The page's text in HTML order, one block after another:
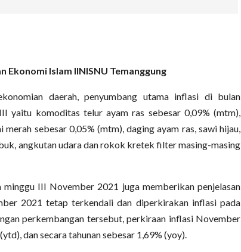
Ekonomi Islam IINISNU Temanggung
daerah, penyumbang utama inflasi di bulan
yaitu komoditas telur ayam ras sebesar 0,09% (mtm),
sebesar 0,05% (mtm), daging ayam ras, sawi hijau,
angkutan udara dan rokok kretek filter masing-masing
minggu III November 2021 juga memberikan penjelasan
2021 tetap terkendali dan diperkirakan inflasi pada
perkembangan tersebut, perkiraan inflasi November
dan secara tahunan sebesar 1,69% (yoy).